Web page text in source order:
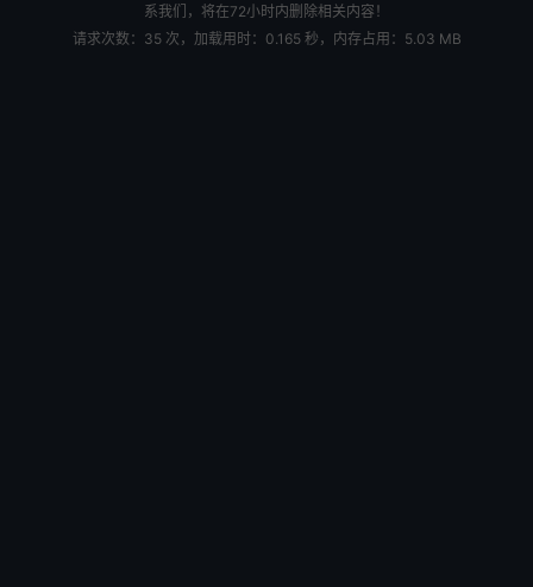
系我们，将在72小时内删除相关内容！
请求次数：35 次，加载用时：0.165 秒，内存占用：5.03 MB